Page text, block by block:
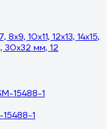
10x11, 12x13, 14x15,
30x32 мм, 12
1